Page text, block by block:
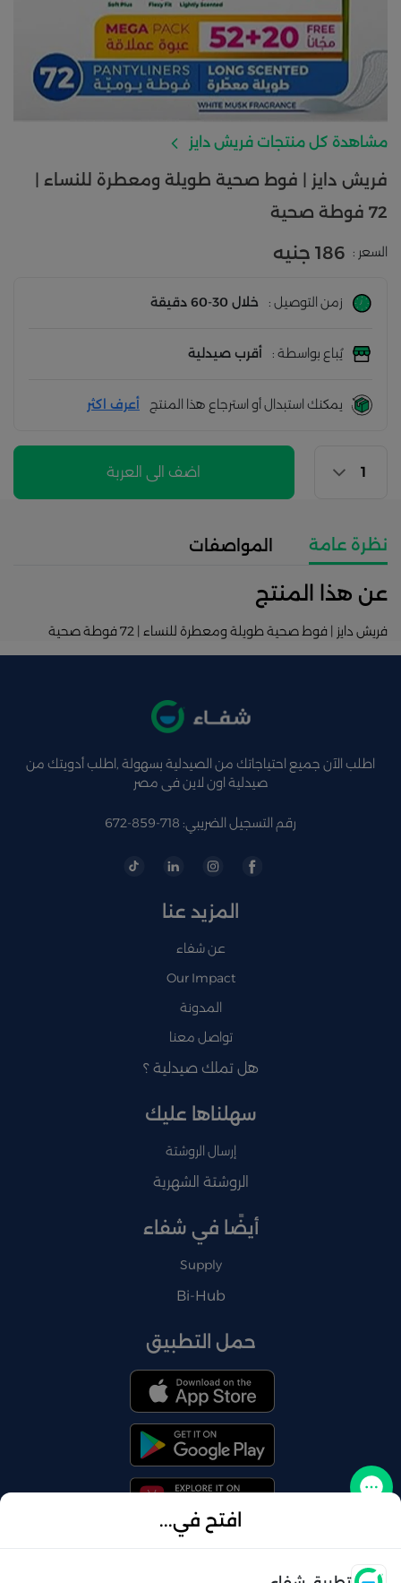
مشاهدة كل منتجات فريش دايز
فريش دايز | فوط صحية طويلة ومعطرة للنساء |
72 فوطة صحية
السعر : 186 جنيه
زمن التوصيل : خلال 30-60 دقيقة
يُباع بواسطة : أقرب صيدلية
يمكنك استبدال أو استرجاع هذا المنتج أعرف اكثر
اضف الى العربة
نظرة عامة المواصفات
عن هذا المنتج
فريش دايز | فوط صحية طويلة ومعطرة للنساء | 72 فوطة صحية
افتح في...
اطلب الآن جميع احتياجاتك من الصيدلية بسهولة ,اطلب أدويتك من
صيدلية اون لاين فى مصر
رقم التسجيل الضريبي: 718-859-672
المزيد عنا
عن شفاء
Our Impact
المدونة
تواصل معنا
هل تملك صيدلية ؟
سهلناها عليك
إرسال الروشتة
الروشتة الشهرية
أيضًا في شفاء
Supply
Bi-Hub
حمل التطبيق
تواصل معنا